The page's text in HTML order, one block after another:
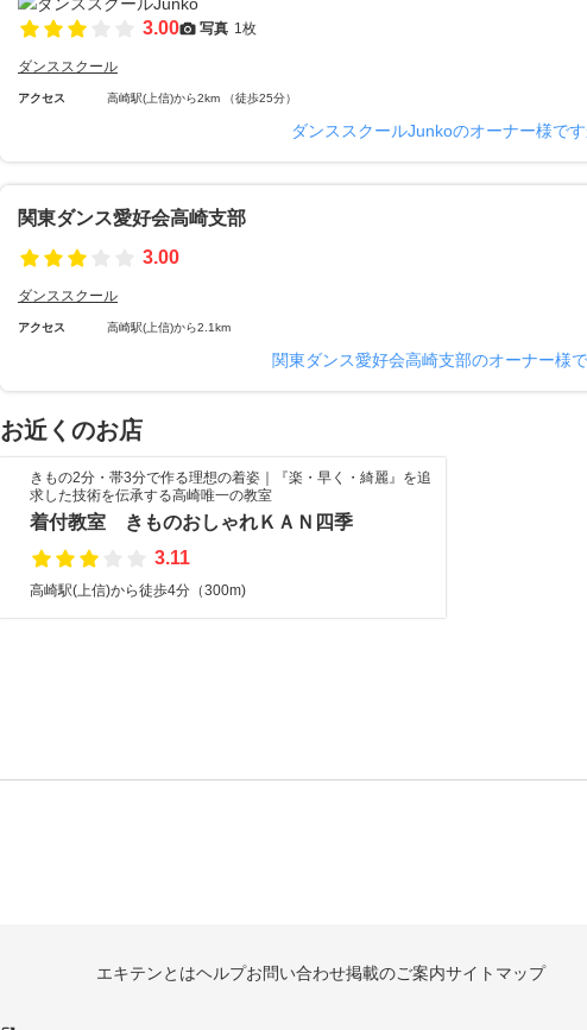
3.00 写真 1枚
ダンススクール
アクセス 高崎駅(上信)から2km （徒歩25分）
ダンススクールJunkoのオーナー様で
関東ダンス愛好会高崎支部
3.00
ダンススクール
アクセス 高崎駅(上信)から2.1km
関東ダンス愛好会高崎支部のオーナー様
お近くのお店
きもの2分・帯3分で作る理想の着姿｜『楽・早く・綺麗』を追
求した技術を伝承する高崎唯一の教室
着付教室 きものおしゃれＫＡＮ四季
3.11
高崎駅(上信)から徒歩4分（300m)
エキテンとはヘルプお問い合わせ掲載のご案内サイトマップ